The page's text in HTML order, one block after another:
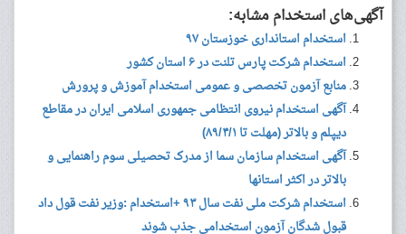
آگهی‌های استخدام مشابه:
استخدام استانداری خوزستان ۹۷
استخدام شرکت پارس تلنت در ۶ استان کشور
منابع آزمون تخصصی و عمومی استخدام آموزش و پرورش
آگهی استخدام نیروی انتظامی جمهوری اسلامی ایران در مقاطع
دیپلم و بالاتر (مهلت تا ۸۹/۴/۱)
آگهی استخدام سازمان سما از مدرک تحصیلی سوم راهنمایی و
بالاتر در اکثر استانها
استخدام شرکت ملی نفت سال ۹۳ +استخدام :وزیر نفت قول داد
قبول شدگان آزمون استخدامی جذب شوند